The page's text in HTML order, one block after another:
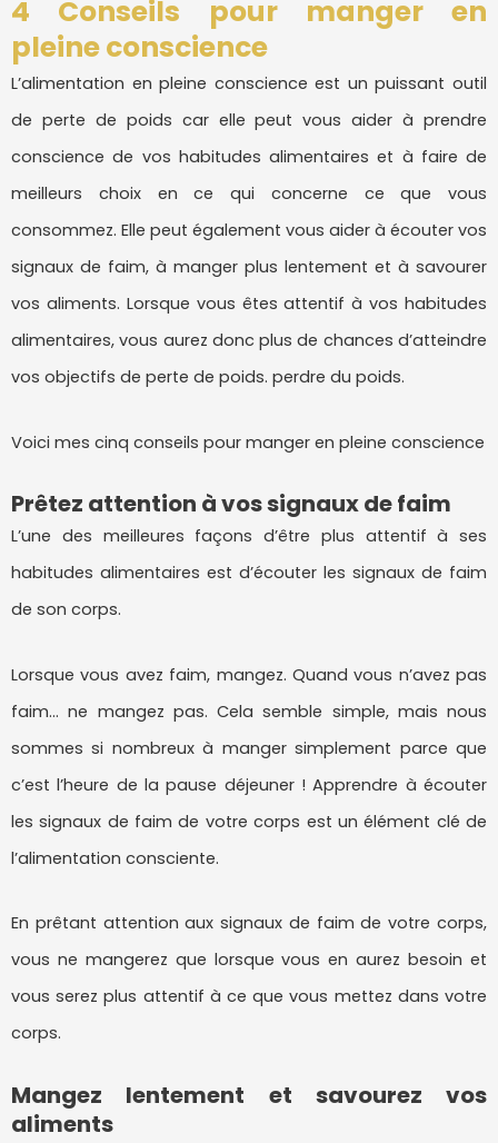
4 Conseils pour manger en
pleine conscience
L’alimentation en pleine conscience est un puissant outil
de perte de poids car elle peut vous aider à prendre
conscience de vos habitudes alimentaires et à faire de
meilleurs choix en ce qui concerne ce que vous
consommez. Elle peut également vous aider à écouter vos
signaux de faim, à manger plus lentement et à savourer
vos aliments. Lorsque vous êtes attentif à vos habitudes
alimentaires, vous aurez donc plus de chances d’atteindre
vos objectifs de perte de poids. perdre du poids.
Voici mes cinq conseils pour manger en pleine conscience
Prêtez attention à vos signaux de faim
L’une des meilleures façons d’être plus attentif à ses
habitudes alimentaires est d’écouter les signaux de faim
de son corps.
Lorsque vous avez faim, mangez. Quand vous n’avez pas
faim… ne mangez pas. Cela semble simple, mais nous
sommes si nombreux à manger simplement parce que
c’est l’heure de la pause déjeuner ! Apprendre à écouter
les signaux de faim de votre corps est un élément clé de
l’alimentation consciente.
En prêtant attention aux signaux de faim de votre corps,
vous ne mangerez que lorsque vous en aurez besoin et
vous serez plus attentif à ce que vous mettez dans votre
corps.
Mangez lentement et savourez vos
aliments